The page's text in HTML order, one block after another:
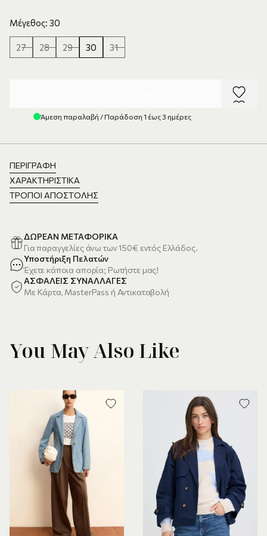
Μέγεθος: 30
27 28 29 30 31
Άμεση παραλαβή / Παράδοση 1 έως 3 ημέρες
ΠΕΡΙΓΡΑΦΉ
ΧΑΡΑΚΤΗΡΙΣΤΙΚΆ
ΤΡΌΠΟΙ ΑΠΟΣΤΟΛΉΣ
ΔΩΡΕΑΝ ΜΕΤΑΦΟΡΙΚΑ
Για παραγγελίες άνω των 150€ εντός Ελλάδος.
Υποστήριξη Πελατών
Έχετε κάποια απορία; Ρωτήστε μας!
ΑΣΦΑΛΕΙΣ ΣΥΝΑΛΛΑΓΕΣ
Με Κάρτα, MasterPass ή Αντικαταβολή
You May Also Like